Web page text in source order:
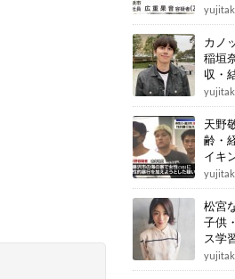
逮捕
カノ
稲垣
収・
とめ
天野
齢・
イキ
捕も
松宮
子供
ス学